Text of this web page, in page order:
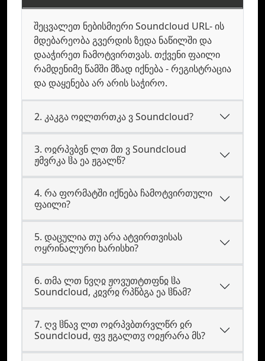
შეცვალეთ ნებისმიერი Soundcloud URL- ის
მდებარეობა გვერდის ზედა ნაწილში და
დააჭირეთ ჩამოტვირთვას. თქვენი ფაილი
რამდენიმე წამში მზად იქნება - რეგისტრაცია
და დაყენება არ არის საჭირო.
2. კაკგა ოჲლთრთკა ვ Soundcloud?
3. ოჲრპვბვნ ლთ მთ ვ Soundcloud
ჟმვრკა ჱა ეა ჟგალწ?
4. რა ფორმატში იქნება ჩამოტვირთული
ფაილი?
5. დაცულია თუ არა ატვირთვისას
ოყრინალური ხარისხი?
6. თმა ლთ ნვღჲ ჟოვუთტთფნჲ ჱა
Soundcloud, კჲვრჲ რპწბგა ეა ჱნამ?
7. ღვ ჱნავ ლთ ოჲრპვბთრვლწრ ჲრ
Soundcloud, ფვ ჟგალთჳ ოჲჟრარა მს?